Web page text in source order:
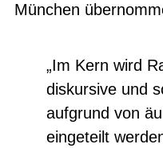
München
„Im Kern wird
diskursive und
aufgrund von
eingeteilt